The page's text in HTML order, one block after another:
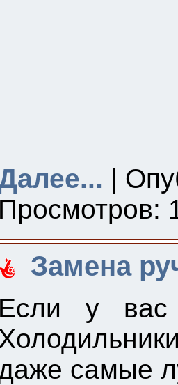
|
Просмотров:
Замена
Если у вас
самые